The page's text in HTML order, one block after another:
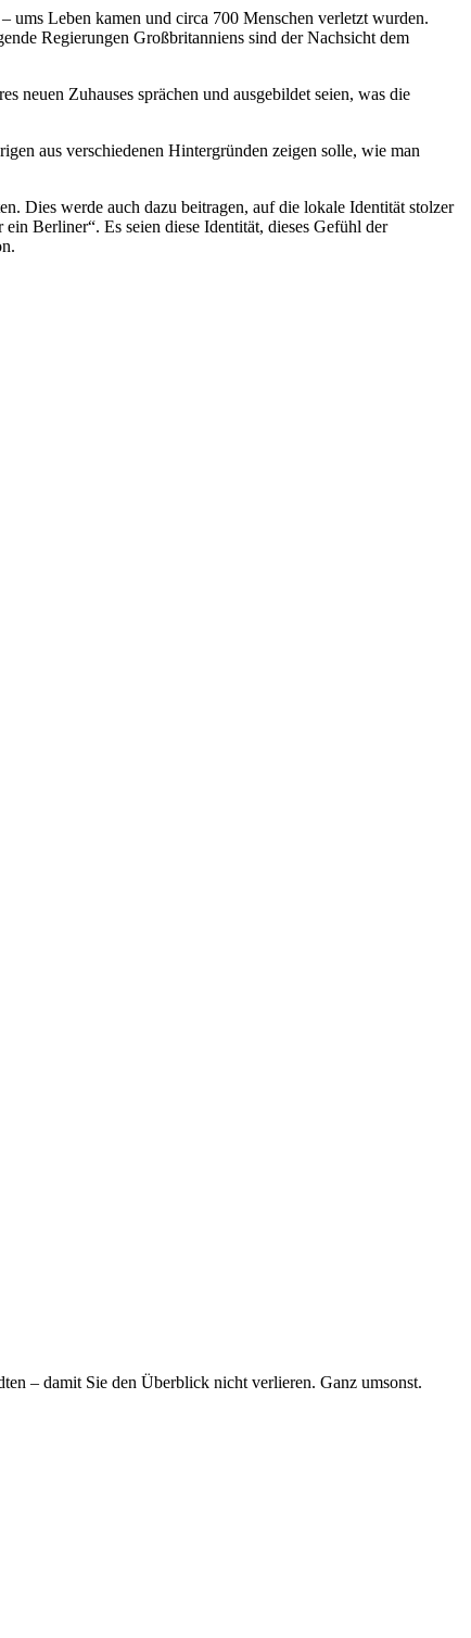
ums Leben kamen und circa 700 Menschen verletzt wurden.
Regierungen Großbritanniens sind der Nachsicht dem
neuen Zuhauses sprächen und ausgebildet seien, was die
aus verschiedenen Hintergründen zeigen solle, wie man
Dies werde auch dazu beitragen, auf die lokale Identität stolzer
Berliner“. Es seien diese Identität, dieses Gefühl der
– damit Sie den Überblick nicht verlieren. Ganz umsonst.